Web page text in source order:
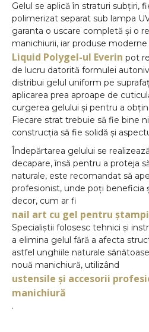
Gelul se aplică în straturi subțiri,
polimerizat separat sub lampa
garanta o uscare completă și o
manichiurii, iar produse
Liquid Polygel-ul Everin pot
de lucru datorită formulei
distribui gelul uniform pe
aplicarea prea aproape de
curgerea gelului și pentru a
Fiecare strat trebuie să fie bine
construcția să fie solidă și
Îndepărtarea gelului se
decapare, însă pentru a proteja
naturale, este recomandat să
profesionist, unde poți beneficia
decor, cum ar fi
nail art cu gel pentru
Specialiștii folosesc tehnici și
a elimina gelul fără a afecta
astfel unghiile naturale
nouă manichiură, utilizând
ustensile și accesorii
manichiură
.